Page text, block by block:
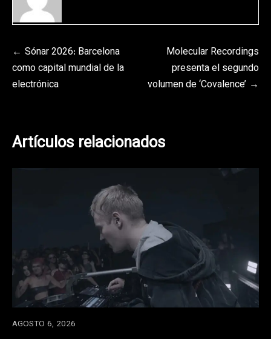
Navegación
de
Sónar 2026: Barcelona
como capital mundial de la
electrónica
Molecular Recordings
presenta el segundo
volumen de ‘Covalence’
Artículos relacionados
AGOSTO 6, 2026